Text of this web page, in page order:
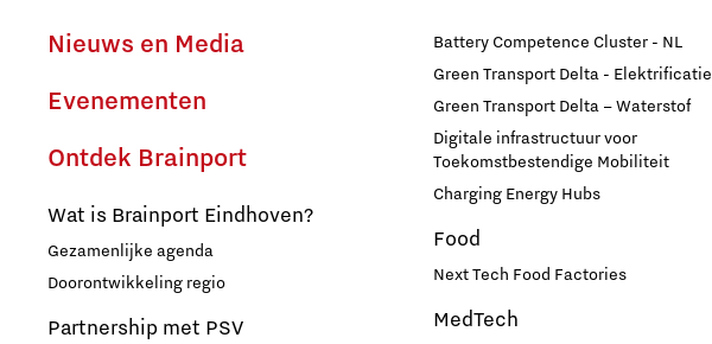
Nieuws en Media
Evenementen
Ontdek Brainport
Wat is Brainport Eindhoven?
Gezamenlijke agenda
Doorontwikkeling regio
Partnership met PSV
Battery Competence Cluster - NL
Green Transport Delta - Elektrificatie
Green Transport Delta – Waterstof
Digitale infrastructuur voor
Toekomstbestendige Mobiliteit
Charging Energy Hubs
Food
Next Tech Food Factories
MedTech